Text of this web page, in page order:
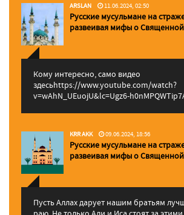
ARSLAN 11.06.2024, 02:50
Русские мусульмане на
pазвеивая мифы о
Кому интересно, само видео
здесьhttps://www.youtube.com/watch?
v=wAhN_UEuojU&lc=Ugz6-
KRR AKK 09.06.2024, 18:56
Русские мусульмане на
pазвеивая мифы о
Пусть Аллах дарует нашим братьям